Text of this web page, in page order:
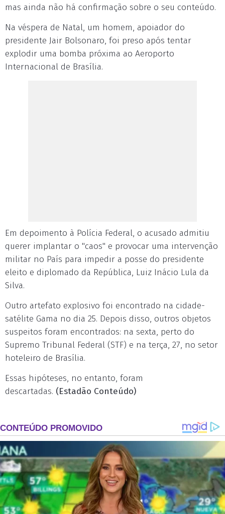
mas ainda não há confirmação sobre o seu conteúdo.
Na véspera de Natal, um homem, apoiador do
presidente Jair Bolsonaro, foi preso após tentar
explodir uma bomba próxima ao Aeroporto
Internacional de Brasília.
Em depoimento à Polícia Federal, o acusado admitiu
querer implantar o "caos" e provocar uma intervenção
militar no País para impedir a posse do presidente
eleito e diplomado da República, Luiz Inácio Lula da
Silva.
Outro artefato explosivo foi encontrado na cidade-
satélite Gama no dia 25. Depois disso, outros objetos
suspeitos foram encontrados: na sexta, perto do
Supremo Tribunal Federal (STF) e na terça, 27, no setor
hoteleiro de Brasília.
Essas hipóteses, no entanto, foram
descartadas. (Estadão Conteúdo)